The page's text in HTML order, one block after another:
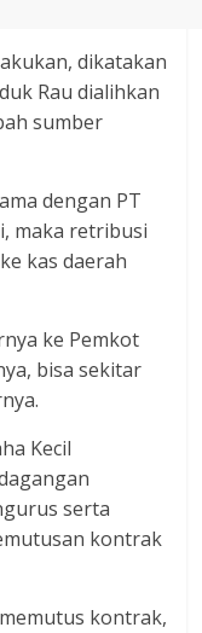
dikatakan
Rau dialihkan
sumber
dengan PT
maka retribusi
kas daerah
ke Pemkot
bisa sekitar
Kecil
serta
kontrak
kontrak,